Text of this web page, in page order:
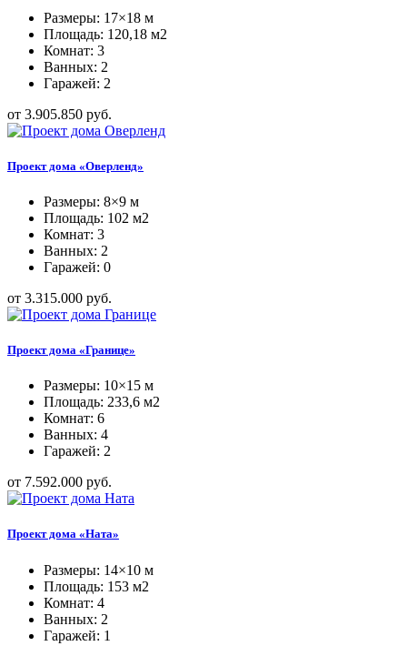
Размеры: 17×18 м
Площадь: 120,18 м2
Комнат: 3
Ванных: 2
Гаражей: 2
от 3.905.850 руб.
Проект дома «Оверленд»
Размеры: 8×9 м
Площадь: 102 м2
Комнат: 3
Ванных: 2
Гаражей: 0
от 3.315.000 руб.
Проект дома «Границе»
Размеры: 10×15 м
Площадь: 233,6 м2
Комнат: 6
Ванных: 4
Гаражей: 2
от 7.592.000 руб.
Проект дома «Ната»
Размеры: 14×10 м
Площадь: 153 м2
Комнат: 4
Ванных: 2
Гаражей: 1